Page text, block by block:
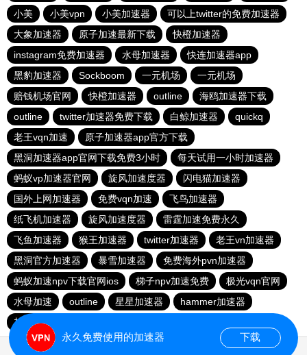
小美
小美vpn 小美加速器
可以上twitter的免费加速器
大象加速器
原子加速最新下载
快橙加速器
instagram免费加速器
水母加速器
快连加速器app
黑豹加速器
Sockboom 一元机场
一元机场
赔钱机场官网
快橙加速器 outline
海鸥加速器下载
outline
twitter加速器免费下载 白鲸加速器
quickq
老王vqn加速
原子加速器app官方下载
黑洞加速器app官网下载免费3小时
每天试用一小时加速器
蚂蚁vp加速器官网
旋风加速度器
闪电猫加速器
国外上网加速器
免费vqn加速
飞鸟加速器
纸飞机加速器
旋风加速度器
雷霆加速免费永久
飞鱼加速器
猴王加速器 twitter加速器
老王vn加速器
黑洞官方加速器
暴雪加速器
免费海外pvn加速器
蚂蚁加速npv下载官网ios
梯子npv加速免费
极光vqn官网
水母加速
outline 星星加速器
hammer加速器
加速器试用3小时
永久免费使用的加速器 下载